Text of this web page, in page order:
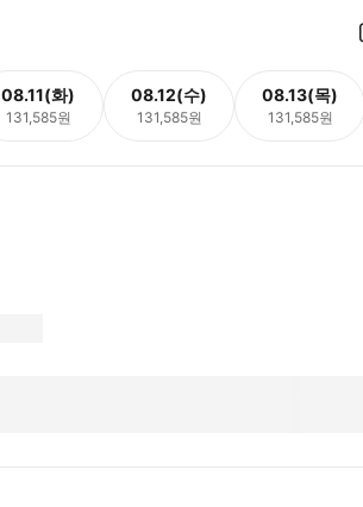
08.11(화)
131,585원
08.12(수)
131,585원
08.13(목)
131,585원